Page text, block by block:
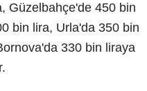
Güzelbahçe'de 450 bin
bin lira, Urla'da 350 bin
330 bin liraya